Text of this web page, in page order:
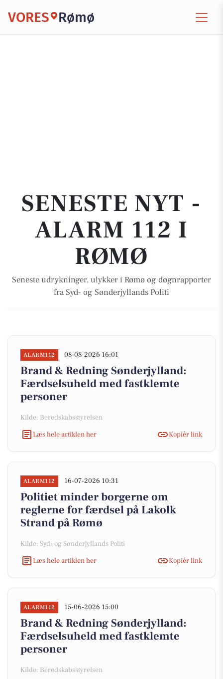
VORES Rømø
SENESTE NYT -
ALARM 112 I
RØMØ
Seneste udrykninger, ulykker i Rømø og døgnrapporter
fra Syd- og Sønderjyllands Politi
ALARM112 08-08-2026 16:01
Brand & Redning Sønderjylland:
Færdselsuheld med fastklemte
personer
Kilde: Beredskabsstyrelsen
Læs hele artiklen her
Kopiér link
ALARM112 16-07-2026 10:31
Politiet minder borgerne om
reglerne for færdsel på Lakolk
Strand på Rømø
Kilde: Syd- og Sønderjyllands Politi
Læs hele artiklen her
Kopiér link
ALARM112 15-06-2026 15:00
Brand & Redning Sønderjylland:
Færdselsuheld med fastklemte
personer
Kilde: Beredskabsstyrelsen